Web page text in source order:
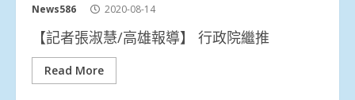
News586 2020-08-14
【記者張淑慧/高雄報導】 行政院繼推
Read More